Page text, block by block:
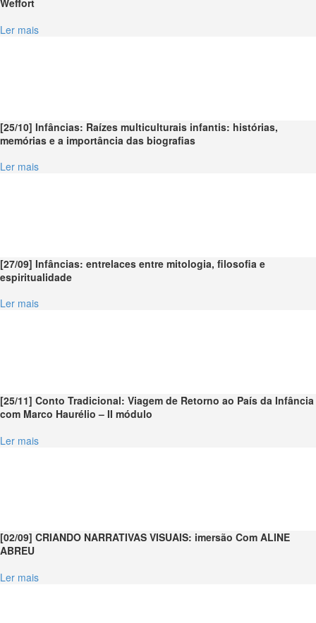
Weffort
Ler mais
[25/10] Infâncias: Raízes multiculturais infantis: histórias,
memórias e a importância das biografias
Ler mais
[27/09] Infâncias: entrelaces entre mitologia, filosofia e
espiritualidade
Ler mais
[25/11] Conto Tradicional: Viagem de Retorno ao País da Infância
com Marco Haurélio – II módulo
Ler mais
[02/09] CRIANDO NARRATIVAS VISUAIS: imersão Com ALINE
ABREU
Ler mais